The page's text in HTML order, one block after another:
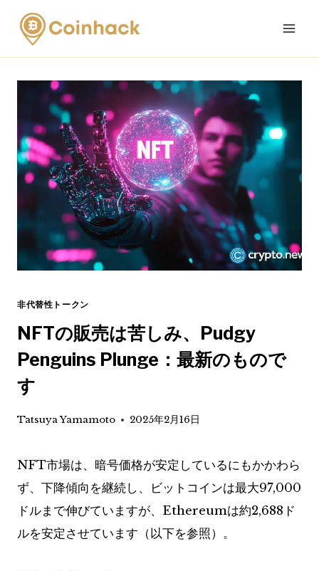
Skip
content
非代替性トークン
NFTの販売は苦しみ、Pudgy
Penguins Plunge：最新のもので
す
Tatsuya Yamamoto 2025年2月16日
NFT市場は、暗号価格が安定しているにもかかわら
ず、下降傾向を継続し、ビットコインは最大97,000
ドルまで伸びていますが、Ethereumは約2,688ド
ルを安定させています（以下を参照）。